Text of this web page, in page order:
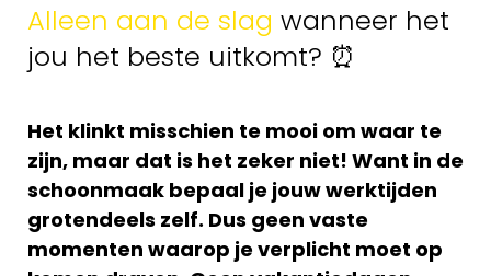
Alleen aan de slag wanneer het
jou het beste uitkomt? ⏰
Het klinkt misschien te mooi om waar te
zijn, maar dat is het zeker niet! Want in de
schoonmaak bepaal je jouw werktijden
grotendeels zelf. Dus geen vaste
momenten waarop je verplicht moet op